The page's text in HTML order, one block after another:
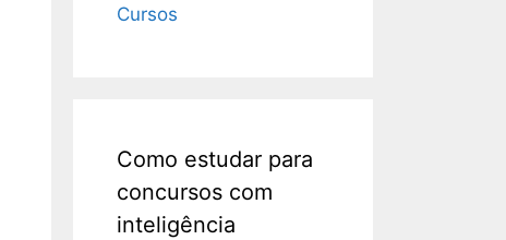
Cursos
Como estudar para
concursos com
inteligência